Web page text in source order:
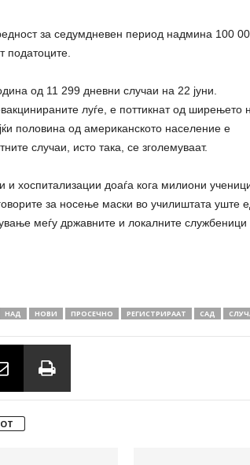
за седумдневен период надмина 100
податоците.
од 11 299 дневни случаи на 22 јуни.
луѓе, е поттикнат од ширењето
половина од американското население е
случаи, исто така, се зголемуваат.
и хоспитализации доаѓа кога милиони
за носење маски во училиштата уште
меѓу државните и локалните службеници
НАД НОВИ ПРОСЕЧНО РЕГИСТРИРААТ САД